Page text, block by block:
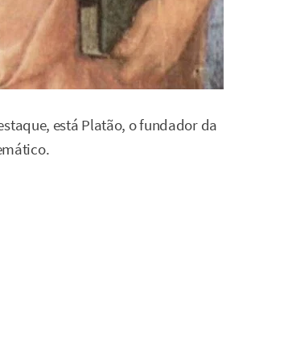
está Platão, o fundador da